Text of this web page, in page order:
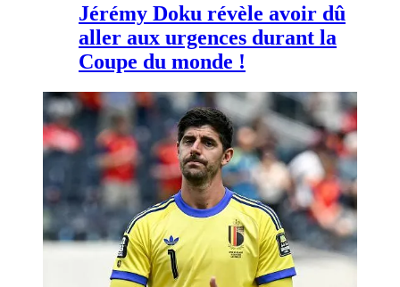
Jérémy Doku révèle avoir dû
aller aux urgences durant la
Coupe du monde !